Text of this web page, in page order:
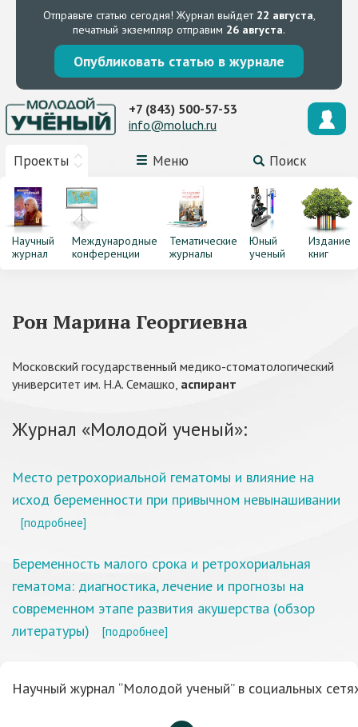
Отправьте статью сегодня! Журнал выйдет 22 августа,
печатный экземпляр отправим 26 августа.
Опубликовать статью в журнале
Проекты Меню Поиск
+7 (843) 500-57-53
info@moluch.ru
Научный
журнал
Международные
конференции
Тематические
журналы
Юный
ученый
Издание
книг
Рон Марина Георгиевна
Московский государственный медико-стоматологический
университет им. Н.А. Семашко, аспирант
Журнал «Молодой ученый»:
Место ретрохориальной гематомы и влияние на
исход беременности при привычном невынашивании
[подробнее]
Беременность малого срока и ретрохориальная
гематома: диагностика, лечение и прогнозы на
современном этапе развития акушерства (обзор
литературы)
[подробнее]
Научный журнал “Молодой ученый” в социальных